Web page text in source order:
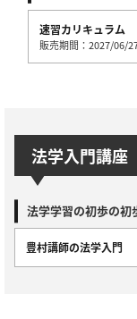
速習カリキュラム
販売期間：2027/06/
法学入門講座
法学学習の初歩の初
豊村講師の法学入門